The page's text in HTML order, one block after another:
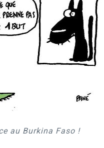
au Burkina Faso !